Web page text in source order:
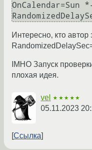
Интересно, кто автор
IMHO Запуск
плохая идея.
vel ★★★★★
05.11.2023
Ссылка